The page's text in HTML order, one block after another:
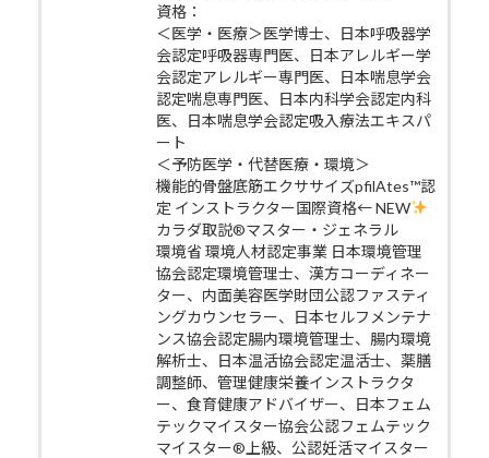
資格：
＜医学・医療＞医学博士、日本呼吸器学
会認定呼吸器専門医、日本アレルギー学
会認定アレルギー専門医、日本喘息学会
認定喘息専門医、日本内科学会認定内科
医、日本喘息学会認定吸入療法エキスパ
ート
＜予防医学・代替医療・環境＞
機能的骨盤底筋エクササイズpfilAtes™認
定 インストラクター国際資格← NEW
カラダ取説®マスター・ジェネラル
環境省 環境人材認定事業 日本環境管理
協会認定環境管理士、漢方コーディネー
ター、内面美容医学財団公認ファスティ
ングカウンセラー、日本セルフメンテナ
ンス協会認定腸内環境管理士、腸内環境
解析士、日本温活協会認定温活士、薬膳
調整師、管理健康栄養インストラクタ
ー、食育健康アドバイザー、日本フェム
テックマイスター協会公認フェムテック
マイスター®上級、公認妊活マイスター